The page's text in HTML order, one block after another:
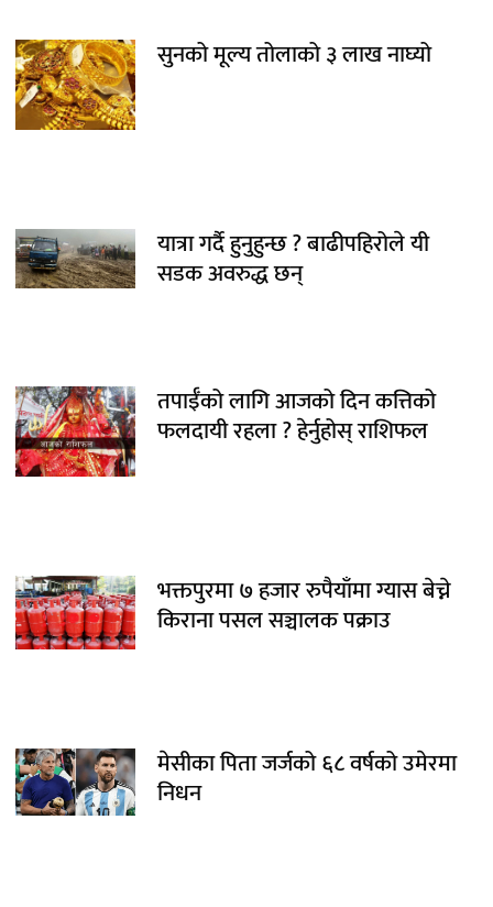
सुनको मूल्य तोलाको ३ लाख नाघ्यो
यात्रा गर्दै हुनुहुन्छ ? बाढीपहिरोले यी
सडक अवरुद्ध छन्
तपाईँको लागि आजको दिन कत्तिको
फलदायी रहला ? हेर्नुहोस् राशिफल
भक्तपुरमा ७ हजार रुपैयाँमा ग्यास बेच्ने
किराना पसल सञ्चालक पक्राउ
मेसीका पिता जर्जको ६८ वर्षको उमेरमा
निधन